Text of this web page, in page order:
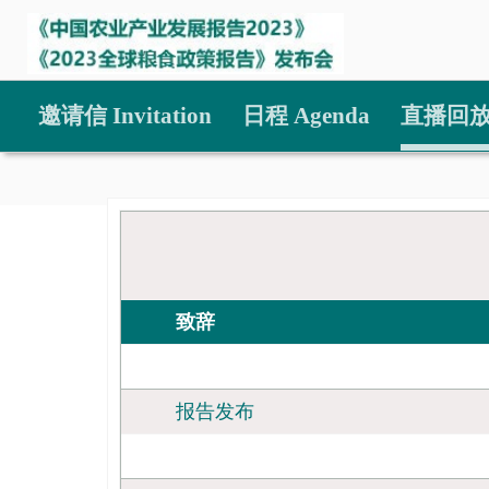
邀请信 Invitation 日程 Agenda 直播回
致辞
报告发布